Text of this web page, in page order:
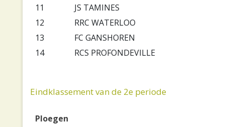
11
JS TAMINES
12
RRC WATERLOO
13
FC GANSHOREN
14
RCS PROFONDEVILLE
Eindklassement van de 2e periode
Ploegen